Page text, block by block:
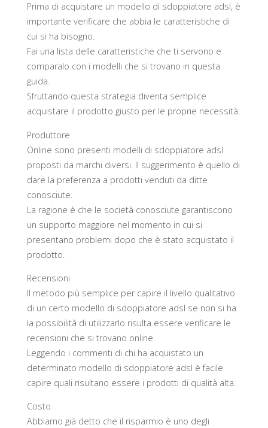
Prima di acquistare un modello di sdoppiatore adsl, è
importante verificare che abbia le caratteristiche di
cui si ha bisogno.
Fai una lista delle caratteristiche che ti servono e
comparalo con i modelli che si trovano in questa
guida.
Sfruttando questa strategia diventa semplice
acquistare il prodotto giusto per le proprie necessità.
Produttore
Online sono presenti modelli di sdoppiatore adsl
proposti da marchi diversi. Il suggerimento è quello di
dare la preferenza a prodotti venduti da ditte
conosciute.
La ragione è che le società conosciute garantiscono
un supporto maggiore nel momento in cui si
presentano problemi dopo che è stato acquistato il
prodotto.
Recensioni
Il metodo più semplice per capire il livello qualitativo
di un certo modello di sdoppiatore adsl se non si ha
la possibilità di utilizzarlo risulta essere verificare le
recensioni che si trovano online.
Leggendo i commenti di chi ha acquistato un
determinato modello di sdoppiatore adsl è facile
capire quali risultano essere i prodotti di qualità alta.
Costo
Abbiamo già detto che il risparmio è uno degli